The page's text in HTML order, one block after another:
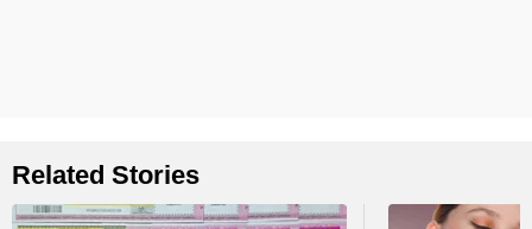
Related Stories